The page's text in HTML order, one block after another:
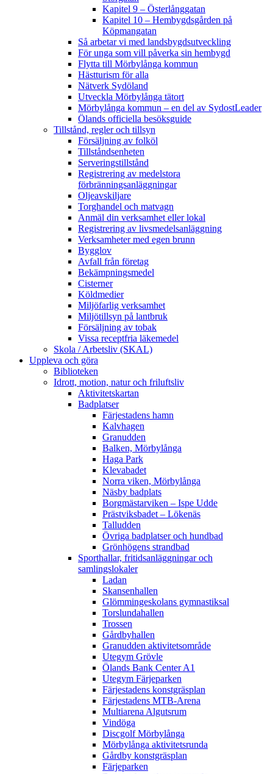
Kapitel 9 – Österlånggatan
Kapitel 10 – Hembygdsgården på
Köpmangatan
Så arbetar vi med landsbygdsutveckling
För unga som vill påverka sin hembygd
Flytta till Mörbylånga kommun
Hästturism för alla
Nätverk Sydöland
Utveckla Mörbylånga tätort
Mörbylånga kommun – en del av SydostLeader
Ölands officiella besöksguide
Tillstånd, regler och tillsyn
Försäljning av folköl
Tillståndsenheten
Serveringstillstånd
Registrering av medelstora
förbränningsanläggningar
Oljeavskiljare
Torghandel och matvagn
Anmäl din verksamhet eller lokal
Registrering av livsmedelsanläggning
Verksamheter med egen brunn
Bygglov
Avfall från företag
Bekämpningsmedel
Cisterner
Köldmedier
Miljöfarlig verksamhet
Miljötillsyn på lantbruk
Försäljning av tobak
Vissa receptfria läkemedel
Skola / Arbetsliv (SKAL)
Uppleva och göra
Biblioteken
Idrott, motion, natur och friluftsliv
Aktivitetskartan
Badplatser
Färjestadens hamn
Kalvhagen
Granudden
Balken, Mörbylånga
Haga Park
Klevabadet
Norra viken, Mörbylånga
Näsby badplats
Borgmästarviken – Ispe Udde
Prästviksbadet – Lökenäs
Talludden
Övriga badplatser och hundbad
Grönhögens strandbad
Sporthallar, fritidsanläggningar och
samlingslokaler
Ladan
Skansenhallen
Glömmingeskolans gymnastiksal
Torslundahallen
Trossen
Gårdbyhallen
Granudden aktivitetsområde
Utegym Grövle
Ölands Bank Center A1
Utegym Färjeparken
Färjestadens konstgräsplan
Färjestadens MTB-Arena
Multiarena Algutsrum
Vindöga
Discgolf Mörbylånga
Mörbylånga aktivitetsrunda
Gårdby konstgräsplan
Färjeparken